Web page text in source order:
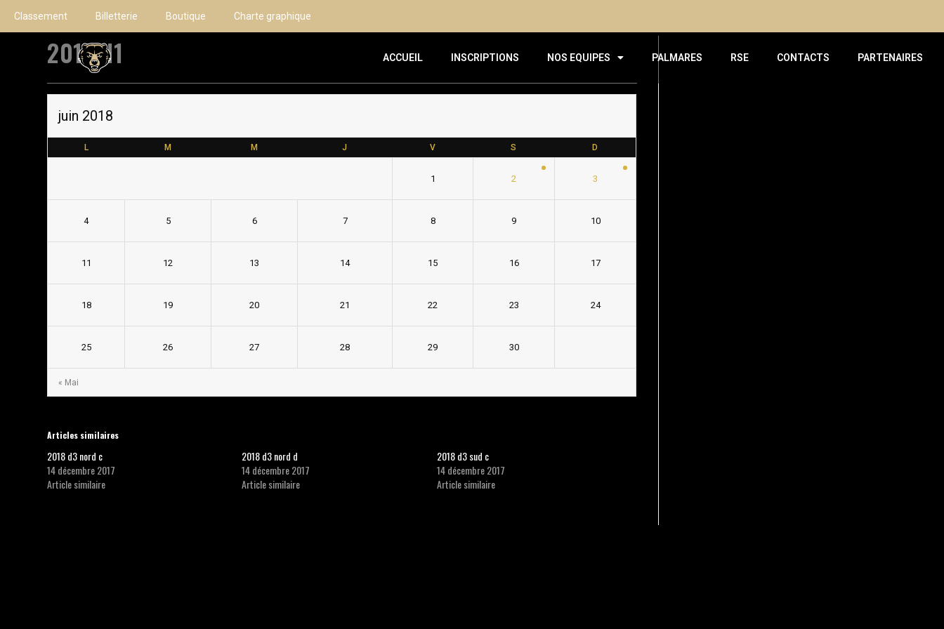
Classement Billetterie Boutique Charte graphique
ACCUEIL INSCRIPTIONS NOS EQUIPES PALMARES RSE CONTACTS PARTENAIRES
2018 d1
juin 2018
L M M J V S D
« Mai
1 2 3
4 5 6 7 8 9 10
11 12 13 14 15 16 17
18 19 20 21 22 23 24
25 26 27 28 29 30
Articles similaires
2018 d3 nord c
14 décembre 2017
Article similaire
2018 d3 nord d
14 décembre 2017
Article similaire
2018 d3 sud c
14 décembre 2017
Article similaire